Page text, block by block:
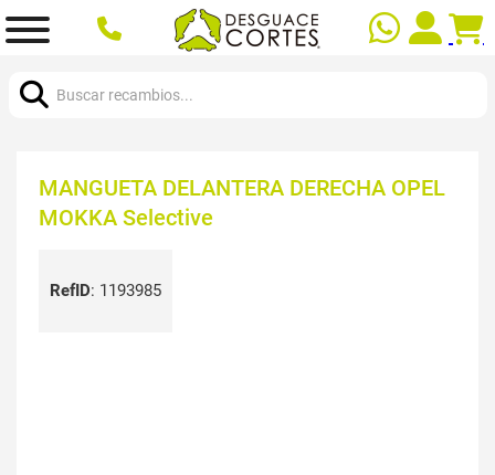
MANGUETA DELANTERA DERECHA OPEL
MOKKA Selective
RefID: 1193985